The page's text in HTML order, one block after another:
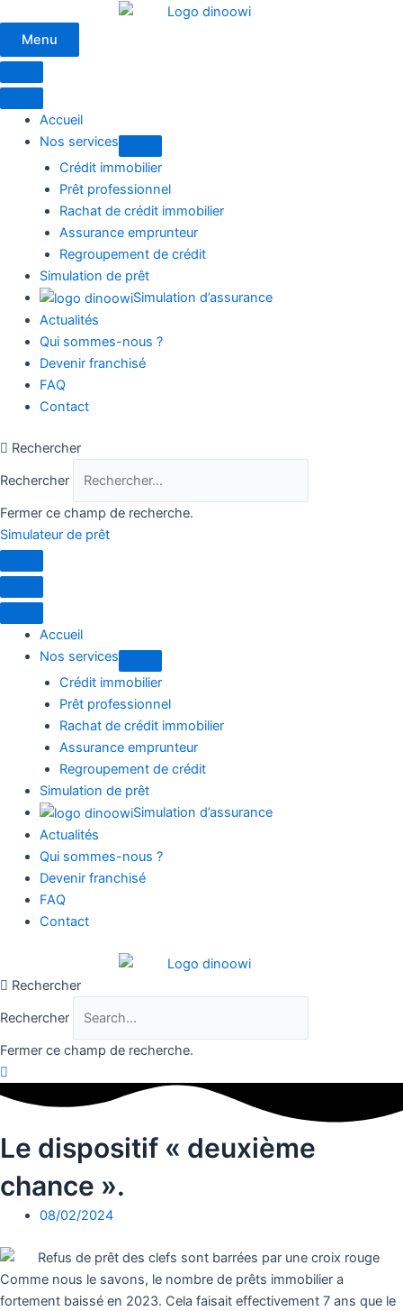
contenu
Menu
Accueil
Nos services
Crédit immobilier
Prêt professionnel
Rachat de crédit immobilier
Assurance emprunteur
Regroupement de crédit
Simulation de prêt
Simulation d’assurance
Actualités
Qui sommes-nous ?
Devenir franchisé
FAQ
Contact
Rechercher
Rechercher
Fermer ce champ de recherche.
Simulateur de prêt
Accueil
Nos services
Crédit immobilier
Prêt professionnel
Rachat de crédit immobilier
Assurance emprunteur
Regroupement de crédit
Simulation de prêt
Simulation d’assurance
Actualités
Qui sommes-nous ?
Devenir franchisé
FAQ
Contact
Rechercher
Rechercher
Fermer ce champ de recherche.
Le dispositif « deuxième
chance ».
08/02/2024
Comme nous le savons, le nombre de prêts immobilier a
fortement baissé en 2023. Cela faisait effectivement 7 ans que le